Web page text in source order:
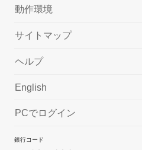
動作環境
サイトマップ
ヘルプ
English
PCでログイン
銀行コード